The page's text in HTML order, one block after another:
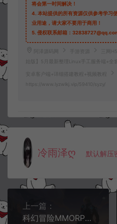
将会第一时间解决！
4. 本站提供的所有资源仅供参考学习
业用途，请大家不要用于商用！
5. 侵权联系邮箱：
阿泽源码网 手游资源
三网
始版】5月最新整理Linux手工服务端+全
安卓客户端+详细搭建教程+视频教程
https://www.lyzwlkj.vip/59410/syzy/
冷雨泽ღ 默认解压
上一篇：
科幻冒险MMORPG手游【源战役2】4月最新整理Linux手工服务端+前后端全套源码+安卓+CDK授权后台++详细搭建教程+视频教程